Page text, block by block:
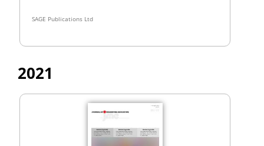
SAGE Publications Ltd
2021